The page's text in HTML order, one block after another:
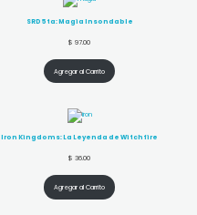
SRD 5ta: Magia Insondable
$ 97.00
Agregar al Carrito
Iron Kingdoms: La Leyenda de Witchfire
$ 36.00
Agregar al Carrito